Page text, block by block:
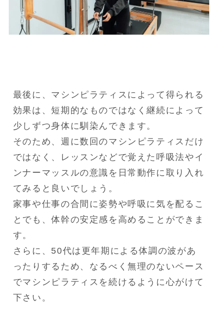
最後に、マシンピラティスによって得られる
効果は、短期的なものではなく継続によって
少しずつ身体に馴染んできます。
そのため、週に数回のマシンピラティスだけ
ではなく、レッスンなどで覚えた呼吸法やイ
ンナーマッスルの意識を日常動作に取り入れ
てみると良いでしょう。
家事や仕事の合間に姿勢や呼吸に気を配るこ
とでも、体幹の安定感を高めることができま
す。
さらに、50代は更年期による体調の波があ
ったりするため、なるべく無理のないペース
でマシンピラティスを続けるように心がけて
下さい。